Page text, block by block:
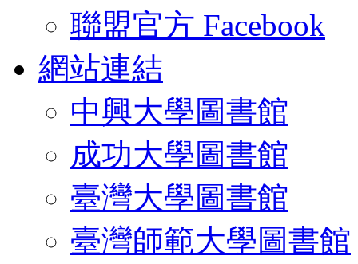
聯盟官方 Facebook
網站連結
中興大學圖書館
成功大學圖書館
臺灣大學圖書館
臺灣師範大學圖書館